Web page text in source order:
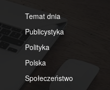
Temat dnia
Publicystyka
Polityka
Polska
Społeczeństwo